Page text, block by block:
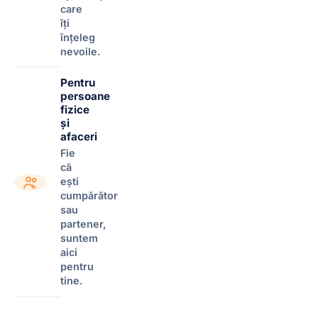
care
îți
înțeleg
nevoile.
Pentru
persoane
fizice
și
afaceri
Fie
că
ești
cumpărător
sau
partener,
suntem
aici
pentru
tine.